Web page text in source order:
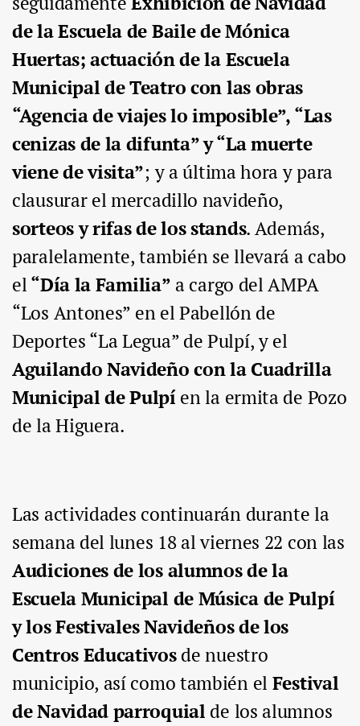
de la Escuela de Baile de Mónica
Huertas;actuación de laEscuela
Municipal de Teatrocon las obras
“Agencia de viajes lo imposible”, “Las
cenizas de la difunta” y “La muerte
viene de visita”; y a última hora y para
clausurar el mercadillo navideño,
sorteos y rifas de los stands.Además,
paralelamente, también se llevará a cabo
el“Día la Familia” a cargo del AMPA
“Los Antones” en el Pabellón de
Deportes “La Legua” de Pulpí, y el
Aguilando Navideño con la Cuadrilla
Municipalde Pulpí en la ermita de Pozo
de la Higuera.
Las actividades continuarán durante la
semana del lunes 18 al viernes 22 con las
Audiciones de los alumnos de la
Escuela Municipal de Música de Pulpí
y losFestivales Navideños de los
Centros Educativosde nuestro
municipio, así como también el Festival
de Navidad parroquial de los alumnos